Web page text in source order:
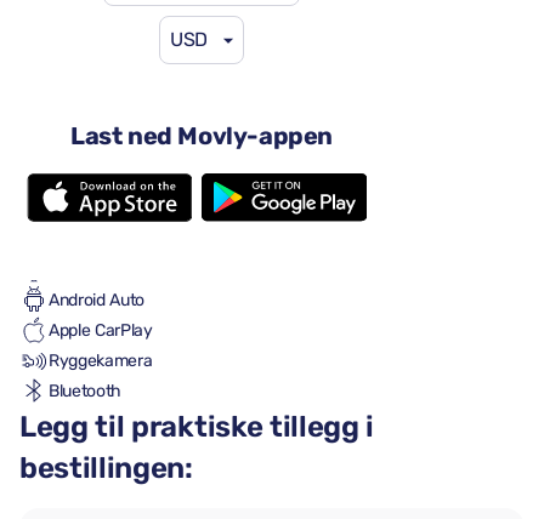
USD
Last ned Movly-appen
Automatisk transmisjon
5 seter
4 store kofferter
Android Auto
Apple CarPlay
Ryggekamera
Bluetooth
Legg til praktiske tillegg i
bestillingen: